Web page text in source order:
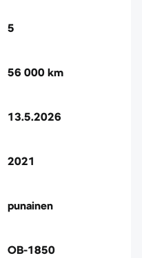
5
56 000 km
13.5.2026
2021
punainen
OB-1850